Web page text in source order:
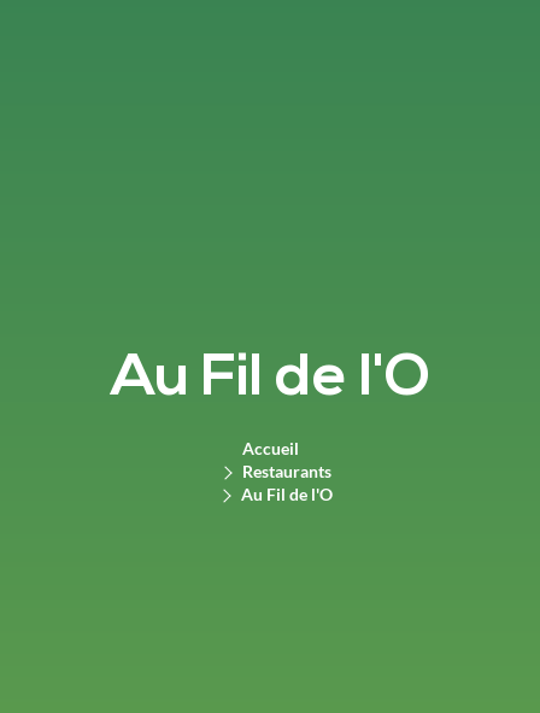
Au Fil de l'O
Accueil
Restaurants
Au Fil de l'O